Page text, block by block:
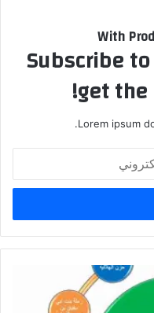
With
Subscribe
get the
Lorem ipsum